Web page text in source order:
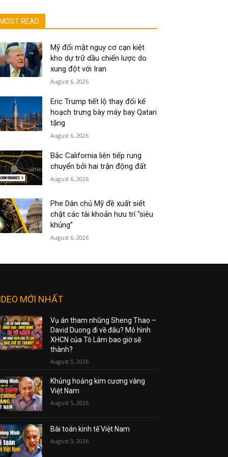
MOST READ
Mỹ đối mặt nguy cơ cạn kiệt
kho dự trữ dầu chiến lược do
xung đột với Iran
August 6, 2026
Eric Trump tiết lộ thay đổi kế
hoạch trưng bày máy bay Qatari
tặng
August 6, 2026
Bắc California liên tiếp rung
chuyển bởi hai trận động đất
August 6, 2026
Phe Dân chủ Mỹ đề xuất siết
chặt các tài khoản hưu trí “siêu
khủng”
August 6, 2026
MỚI NHẤT
Vụ án tham nhũng Sheng Thao –
David Duong đi về đâu? Mô hình
XHCN của Tô Lâm bao giờ sẽ
thành?
August 5, 2026
Khủng hoảng kim cương vàng
Việt Nam
August 5, 2026
Bài toán kinh tế Việt Nam
August 3, 2026